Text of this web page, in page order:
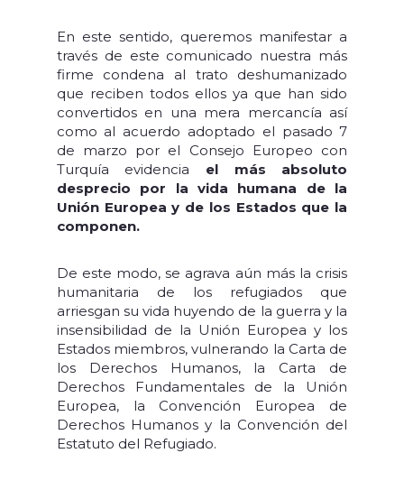
En este sentido, queremos manifestar a
través de este comunicado nuestra más
firme condena al trato deshumanizado
que reciben todos ellos ya que han sido
convertidos en una mera mercancía así
como al acuerdo adoptado el pasado 7
de marzo por el Consejo Europeo con
Turquía evidencia el más absoluto
desprecio por la vida humana de la
Unión Europea y de los Estados que la
componen.
De este modo, se agrava aún más la crisis
humanitaria de los refugiados que
arriesgan su vida huyendo de la guerra y la
insensibilidad de la Unión Europea y los
Estados miembros, vulnerando la Carta de
los Derechos Humanos, la Carta de
Derechos Fundamentales de la Unión
Europea, la Convención Europea de
Derechos Humanos y la Convención del
Estatuto del Refugiado.